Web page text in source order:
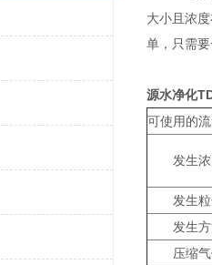
大小且浓
单，只需
源水净化
可使用的
发生
发生
发生
压缩